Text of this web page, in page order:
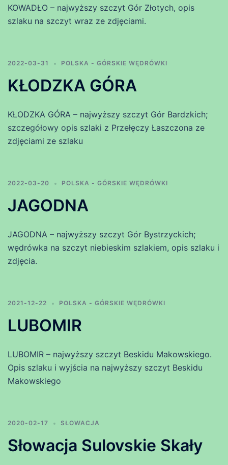
KOWADŁO – najwyższy szczyt Gór Złotych, opis
szlaku na szczyt wraz ze zdjęciami.
2022-03-31 POLSKA - GÓRSKIE WĘDRÓWKI
KŁODZKA GÓRA
KŁODZKA GÓRA – najwyższy szczyt Gór Bardzkich;
szczegółowy opis szlaki z Przełęczy Łaszczona ze
zdjęciami ze szlaku
2022-03-20 POLSKA - GÓRSKIE WĘDRÓWKI
JAGODNA
JAGODNA – najwyższy szczyt Gór Bystrzyckich;
wędrówka na szczyt niebieskim szlakiem, opis szlaku i
zdjęcia.
2021-12-22 POLSKA - GÓRSKIE WĘDRÓWKI
LUBOMIR
LUBOMIR – najwyższy szczyt Beskidu Makowskiego.
Opis szlaku i wyjścia na najwyższy szczyt Beskidu
Makowskiego
2020-02-17 SŁOWACJA
Słowacja Sulovskie Skały